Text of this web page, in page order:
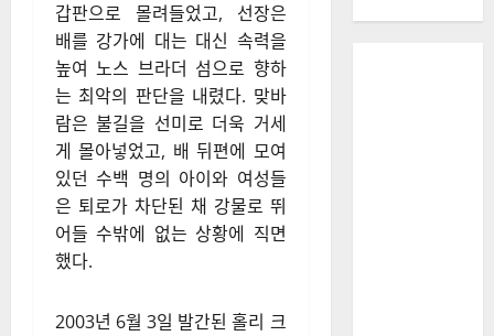
갑판으로 몰려들었고, 선장은
배를 강가에 대는 대신 속력을
높여 노스 브라더 섬으로 향하
는 최악의 판단을 내렸다. 맞바
람은 불길을 선미로 더욱 거세
게 몰아넣었고, 배 뒤편에 모여
있던 수백 명의 아이와 여성들
은 퇴로가 차단된 채 강물로 뛰
어들 수밖에 없는 상황에 직면
했다.
2003년 6월 3일 발간된 홀리 크